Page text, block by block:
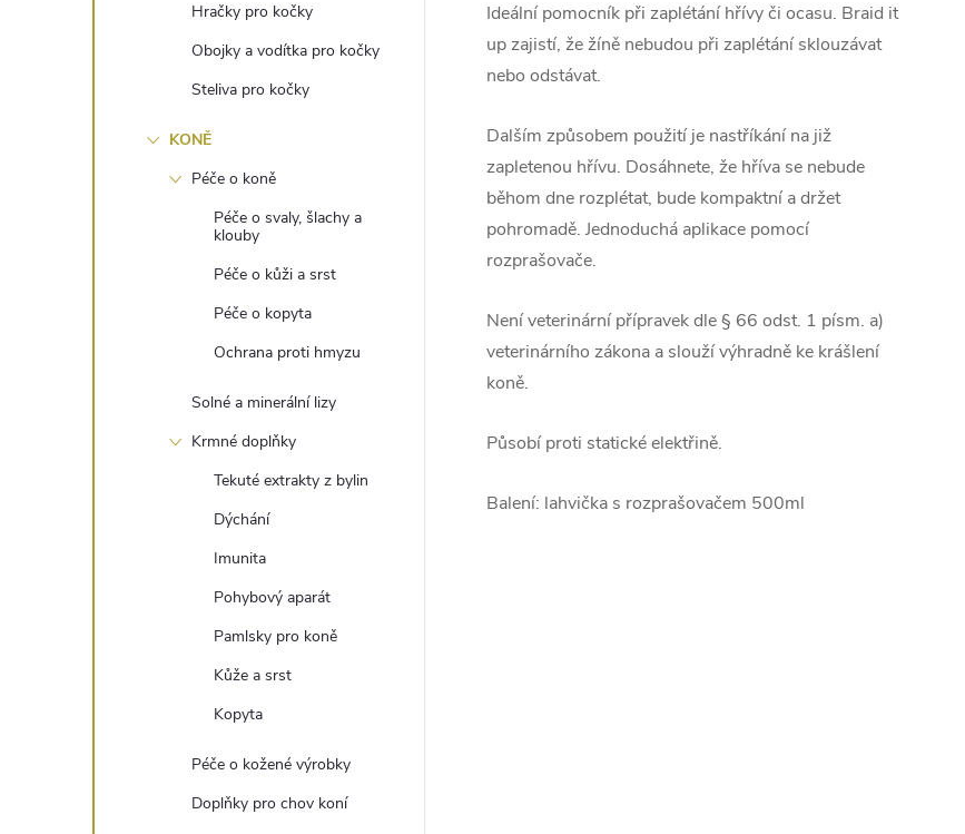
Hračky pro kočky
Obojky a vodítka pro kočky
Steliva pro kočky
KONĚ
Péče o koně
Péče o svaly, šlachy a
klouby
Péče o kůži a srst
Péče o kopyta
Ochrana proti hmyzu
Solné a minerální lizy
Krmné doplňky
Tekuté extrakty z bylin
Dýchání
Imunita
Pohybový aparát
Pamlsky pro koně
Kůže a srst
Kopyta
Péče o kožené výrobky
Doplňky pro chov koní
Ideální pomocník při zaplétání hřívy či ocasu. Braid it
up zajistí, že žíně nebudou při zaplétání sklouzávat
nebo odstávat.
Dalším způsobem použití je nastříkání na již
zapletenou hřívu. Dosáhnete, že hříva se nebude
běhom dne rozplétat, bude kompaktní a držet
pohromadě. Jednoduchá aplikace pomocí
rozprašovače.
Není veterinární přípravek dle § 66 odst. 1 písm. a)
veterinárního zákona a slouží výhradně ke krášlení
koně.
Působí proti statické elektřině.
Balení: lahvička s rozprašovačem 500ml